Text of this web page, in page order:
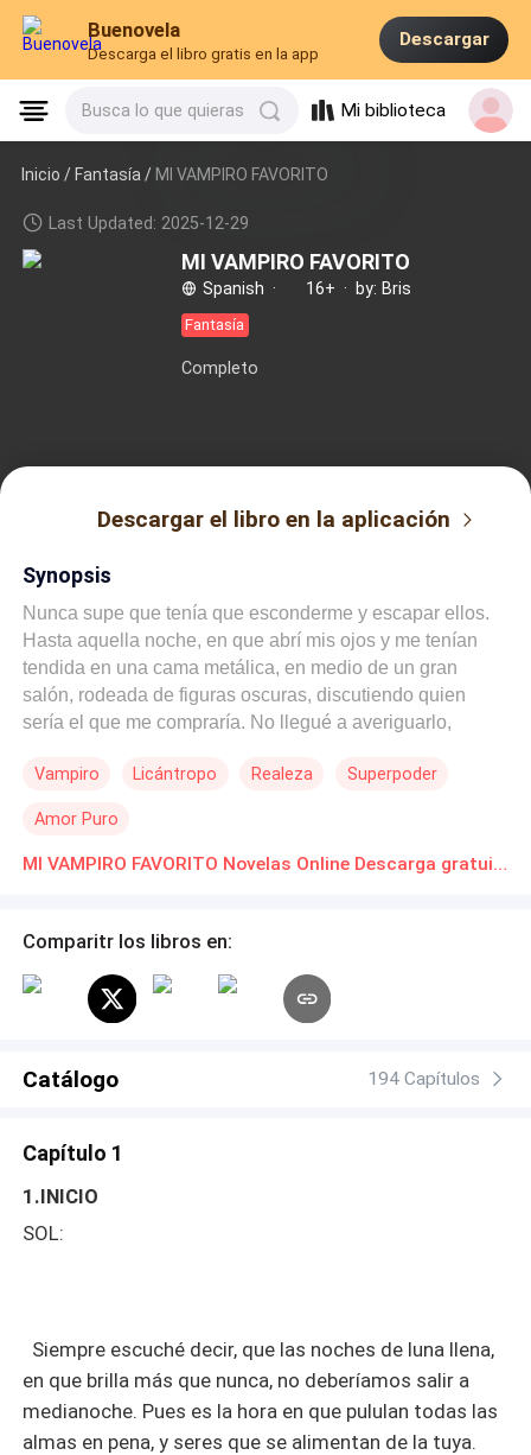
Buenovela
Descarga el libro gratis en la app
Descargar
Busca lo que quieras Mi biblioteca
Inicio /Fantasía / MI VAMPIRO FAVORITO
Last Updated: 2025-12-29
MI VAMPIRO FAVORITO
Spanish · 16+ · by: Bris
Fantasía
Completo
Descargar el libro en la aplicación
Synopsis
Nunca supe que tenía que esconderme y escapar ellos.
Hasta aquella noche, en que abrí mis ojos y me tenían
tendida en una cama metálica, en medio de un gran
salón, rodeada de figuras oscuras, discutiendo quien
sería el que me compraría. No llegué a averiguarlo,
más bello que he visto en mi corta vida, de mirada
abandonarme en medio de la nada. ¿Quién es él? Es
algo que me pregunto y el motivo por el que recorro el
imposible. Una historia de amores y conflictos atrapante,
Vampiro Licántropo Realeza Superpoder
Amor Puro
MI VAMPIRO FAVORITO Novelas Online Descarga gratuita de PDF
Comparitr los libros en:
Catálogo 194 Capítulos
Capítulo 1
1.INICIO
SOL:
Siempre escuché decir, que las noches de luna llena,
en que brilla más que nunca, no deberíamos salir a
medianoche. Pues es la hora en que pululan todas las
almas en pena, y seres que se alimentan de la tuya.